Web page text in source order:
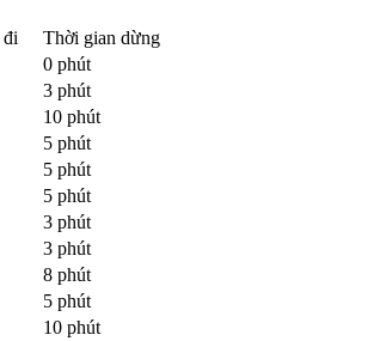
Thời gian dừng
0 phút
3 phút
10 phút
5 phút
5 phút
5 phút
3 phút
3 phút
8 phút
5 phút
10 phút